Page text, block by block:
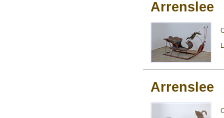
Arrenslee
Arrenslee